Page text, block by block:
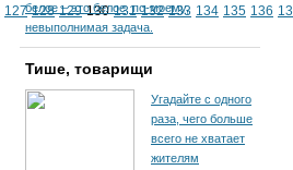
127 128 129 130 131 132 133 134 135 136
белое – это белое, по-моему,
невыполнимая задача.
Тише, товарищи
Угадайте с одного
раза, чего больше
всего не хватает
жителям